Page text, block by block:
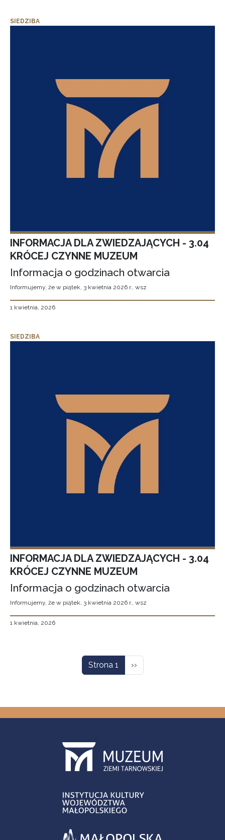
SIEDZIBA
INFORMACJA DLA ZWIEDZAJĄCYCH - 3.04
KRÓCEJ CZYNNE MUZEUM
Informacja o godzinach otwarcia
Informujemy, że w piątek, 3 kwietnia 2026 r., wsz
1 kwietnia, 2026
SIEDZIBA
INFORMACJA DLA ZWIEDZAJĄCYCH - 3.04
KRÓCEJ CZYNNE MUZEUM
Informacja o godzinach otwarcia
Informujemy, że w piątek, 3 kwietnia 2026 r., wsz
1 kwietnia, 2026
Strona 1 Następna strona
››